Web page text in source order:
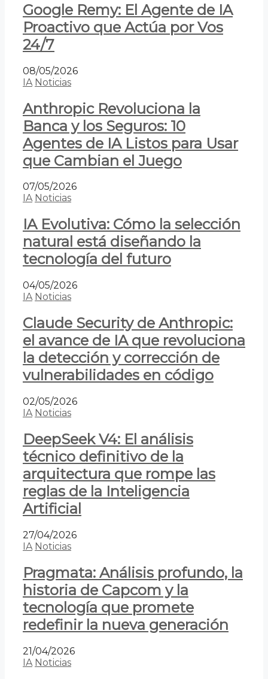
Google Remy: El Agente de IA
Proactivo que Actúa por Vos
24/7
08/05/2026
IA Noticias
Anthropic Revoluciona la
Banca y los Seguros: 10
Agentes de IA Listos para Usar
que Cambian el Juego
07/05/2026
IA Noticias
IA Evolutiva: Cómo la selección
natural está diseñando la
tecnología del futuro
04/05/2026
IA Noticias
Claude Security de Anthropic:
el avance de IA que revoluciona
la detección y corrección de
vulnerabilidades en código
02/05/2026
IA Noticias
DeepSeek V4: El análisis
técnico definitivo de la
arquitectura que rompe las
reglas de la Inteligencia
Artificial
27/04/2026
IA Noticias
Pragmata: Análisis profundo, la
historia de Capcom y la
tecnología que promete
redefinir la nueva generación
21/04/2026
IA Noticias